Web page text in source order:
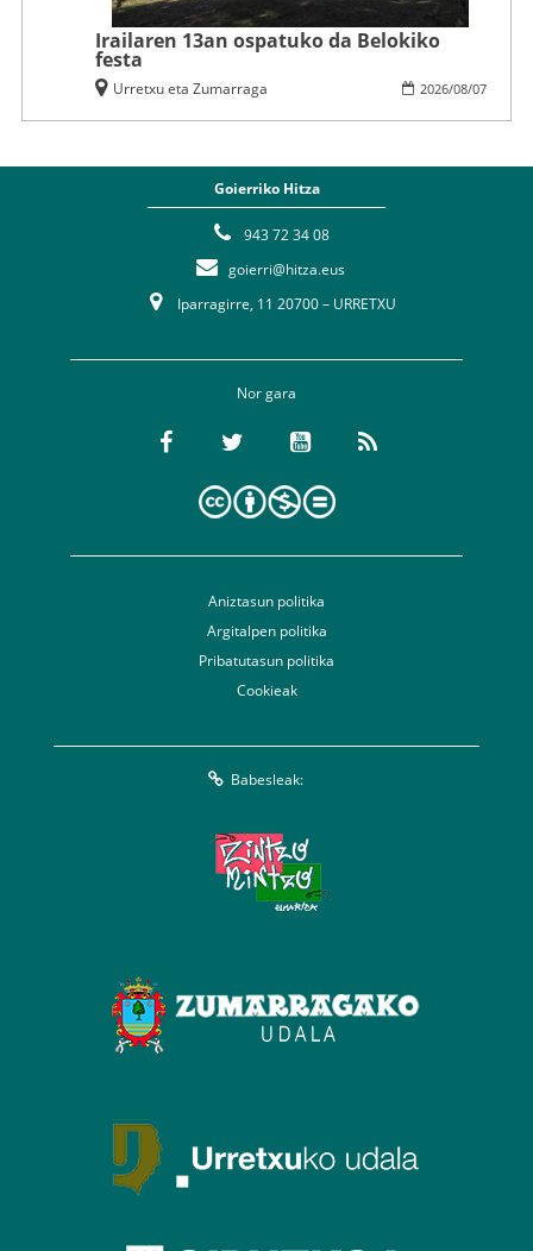
Irailaren 13an ospatuko da Belokiko
festa
2026/08/07
Urretxu eta Zumarraga
Goierriko Hitza
943 72 34 08
goierri@hitza.eus
Iparragirre, 11 20700 – URRETXU
Nor gara
Aniztasun politika
Argitalpen politika
Pribatutasun politika
Cookieak
Babesleak: